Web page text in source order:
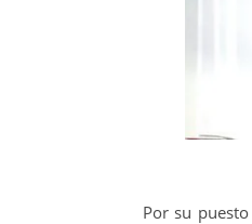
Por su